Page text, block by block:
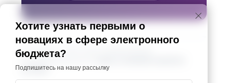
Хотите узнать первыми о
новациях в сфере электронного
бюджета?
Подпишитесь на нашу рассылку
© e-budget.ru, 2026. Автор: Альмира Базеева.
Копирование допускается
источник.